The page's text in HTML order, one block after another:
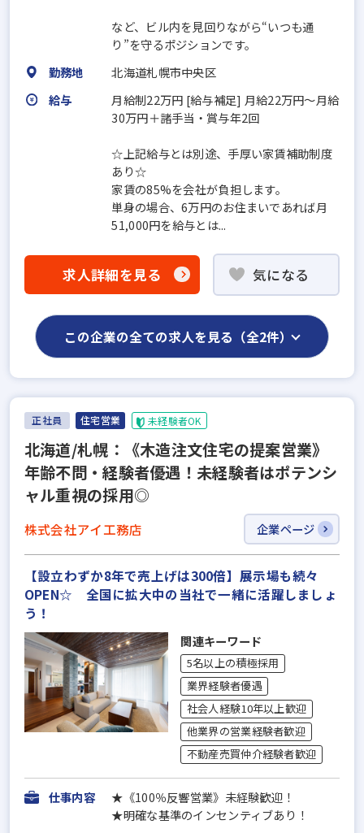
など、ビル内を見回りながら“いつも通
り”を守るポジションです。
勤務地
北海道札幌市中央区
給与
月給制22万円 [給与補足] 月給22万円～月給
30万円＋諸手当・賞与年2回
☆上記給与とは別途、手厚い家賃補助制度
あり☆
家賃の85%を会社が負担します。
単身の場合、6万円のお住まいであれば月
51,000円を給与とは...
求人詳細を見る 気になる
この企業の全ての求人を見る（全2件）
正社員 住宅営業 未経験者OK
北海道/札幌：《木造注文住宅の提案営業》
年齢不問・経験者優遇！未経験者はポテンシ
ャル重視の採用◎
株式会社アイ工務店 企業ページ
【設立わずか8年で売上げは300倍】展示場も続々
OPEN☆ 全国に拡大中の当社で一緒に活躍しましょ
う！
関連キーワード
5名以上の積極採用
業界経験者優遇
社会人経験10年以上歓迎
他業界の営業経験者歓迎
不動産売買仲介経験者歓迎
仕事内容
★《100％反響営業》未経験歓迎！
★明確な基準のインセンティブあり！